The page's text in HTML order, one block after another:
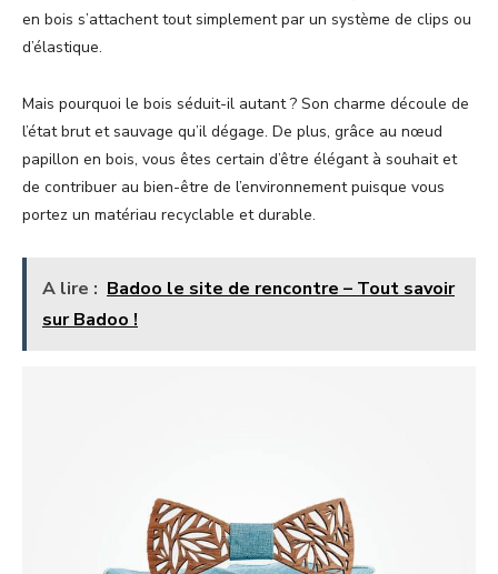
en bois s’attachent tout simplement par un système de clips ou
d’élastique.
Mais pourquoi le bois séduit-il autant ? Son charme découle de
l’état brut et sauvage qu’il dégage. De plus, grâce au nœud
papillon en bois, vous êtes certain d’être élégant à souhait et
de contribuer au bien-être de l’environnement puisque vous
portez un matériau recyclable et durable.
A lire : Badoo le site de rencontre – Tout savoir
sur Badoo !